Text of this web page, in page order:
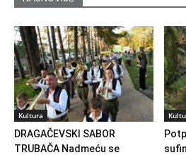
Kultura
DRAGAČEVSKI SABOR
TRUBAČA Nadmeću se